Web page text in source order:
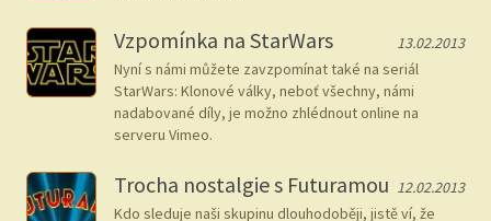
Vzpomínka na StarWars
13.02.2013
Nyní s námi můžete zavzpomínat také na seriál
StarWars: Klonové války, neboť všechny, námi
nadabované díly, je možno zhlédnout online na
serveru Vimeo.
Trocha nostalgie s Futuramou 12.02.2013
Kdo sleduje naši skupinu dlouhodoběji, jistě ví, že